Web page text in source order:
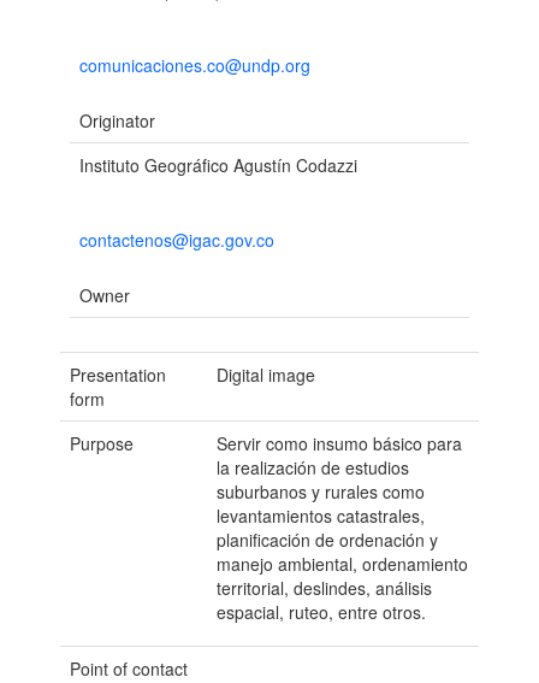
comunicaciones.co@undp.org
Originator
Instituto Geográfico Agustín Codazzi
contactenos@igac.gov.co
Owner
Presentation
form
Digital image
Purpose
Servir como insumo básico para
la realización de estudios
suburbanos y rurales como
levantamientos catastrales,
planificación de ordenación y
manejo ambiental, ordenamiento
territorial, deslindes, análisis
espacial, ruteo, entre otros.
Point of contact